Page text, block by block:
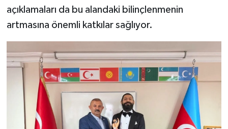
açıklamaları da bu alandaki bilinçlenmenin
artmasına önemli katkılar sağlıyor.